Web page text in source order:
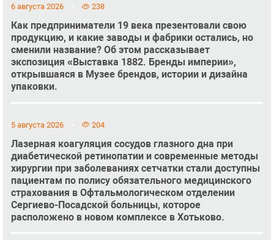
6 августа 2026 238
Как предприниматели 19 века презентовали свою
продукцию, и какие заводы и фабрики остались, но
сменили название? Об этом рассказывает
экспозиция «Выставка 1882. Бренды империи»,
открывшаяся в Музее брендов, истории и дизайна
упаковки.
5 августа 2026 204
Лазерная коагуляция сосудов глазного дна при
диабетической ретинопатии и современные методы
хирургии при заболеваниях сетчатки стали доступны
пациентам по полису обязательного медицинского
страхования в Офтальмологическом отделении
Сергиево-Посадской больницы, которое
расположено в новом комплексе в Хотьково.